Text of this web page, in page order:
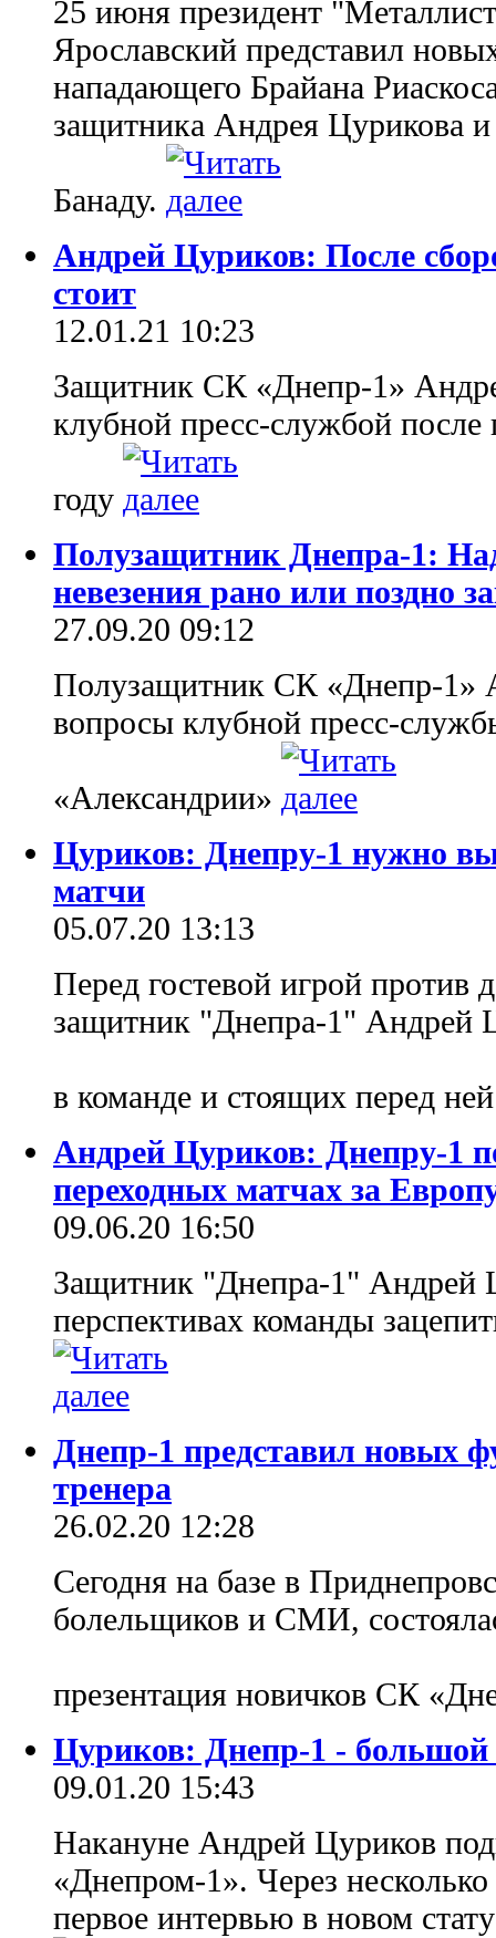
25 июня президент
Ярославский представил
нападающего Брайана
защитника Андрея Цурикова
Банаду.
Андрей Цуриков: После
стоит
12.01.21 10:23
Защитник СК «Днепр-1»
клубной пресс-службой после
году
Полузащитник Днепра-1:
невезения рано или поздно
27.09.20 09:12
Полузащитник СК «Днепр-1»
вопросы клубной пресс-
«Александрии»
Цуриков: Днепру-1 нужно
матчи
05.07.20 13:13
Перед гостевой игрой против
защитник "Днепра-1" Андрей
в команде и стоящих перед
Андрей Цуриков: Днепру-1
переходных матчах за
09.06.20 16:50
Защитник "Днепра-1" Андрей
перспективах команды
Днепр-1 представил новых
тренера
26.02.20 12:28
Сегодня на базе в
болельщиков и СМИ,
презентация новичков СК
Цуриков: Днепр-1 - большой
09.01.20 15:43
Накануне Андрей Цуриков
«Днепром-1». Через несколько
первое интервью в новом